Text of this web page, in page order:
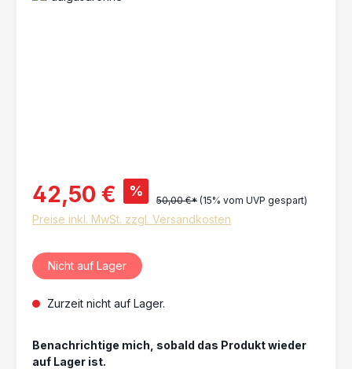
42,50 € %
50,00 €* (15% vom UVP gespart)
Preise inkl. MwSt. zzgl. Versandkosten
Nicht auf Lager
Zurzeit nicht auf Lager.
Benachrichtige mich, sobald das Produkt wieder
auf Lager ist.